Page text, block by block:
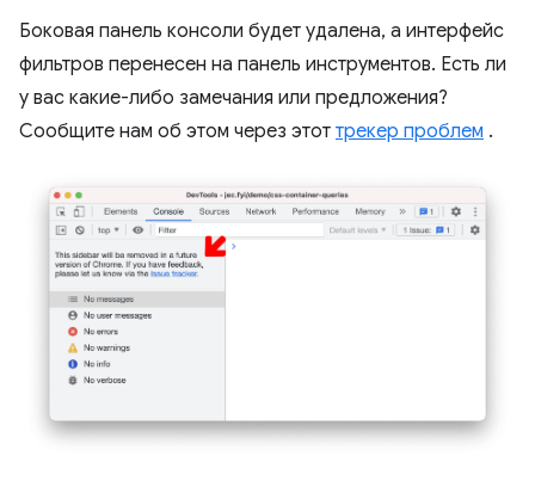
Боковая панель консоли будет удалена, а интерфейс
фильтров перенесен на панель инструментов. Есть ли
у вас какие-либо замечания или предложения?
Сообщите нам об этом через этот трекер проблем .